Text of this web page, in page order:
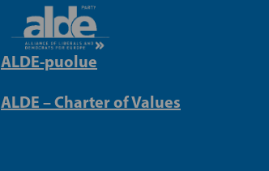
ALDE-puolue
ALDE – Charter of Values